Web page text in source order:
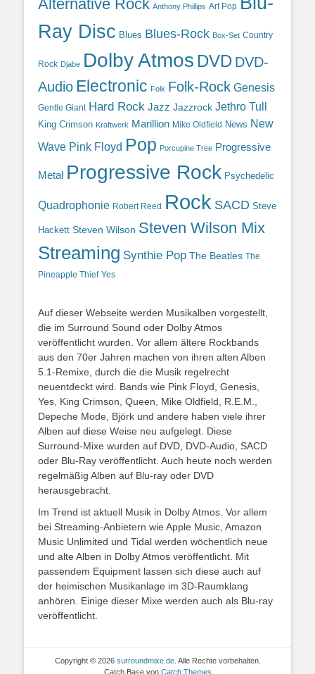
Alternative Rock Anthony Phillips Art Pop
Ray Disc Blues Blues-Rock Box-Set Country
Rock Djabe Dolby Atmos DVD DVD-
Audio Electronic Folk Folk-Rock Genesis
Gentle Giant Hard Rock Jazz Jazzrock Jethro Tull
King Crimson Kraftwerk Marillion Mike Oldfield News New
Wave Pink Floyd Pop Porcupine Tree Progressive
Metal Progressive Rock Psychedelic
Quadrophonie Robert Reed Rock SACD Steve
Hackett Steven Wilson Steven Wilson Mix
Streaming Synthie Pop The Beatles The
Pineapple Thief Yes
Auf dieser Webseite werden Musikalben vorgestellt,
die im Surround Sound oder Dolby Atmos
veröffentlicht wurden. Vor allem ältere Rockbands
aus den 70er Jahren machen von ihren alten Alben
5.1-Remixe, durch die die Musik regelrecht
neuentdeckt wird. Bands wie Pink Floyd, Genesis,
Yes, King Crimson, Queen, Mike Oldfield, R.E.M.,
Depeche Mode, Björk und andere haben viele ihrer
Alben auf diese Weise neu aufgelegt. Diese
Surround-Mixe wurden auf DVD, DVD-Audio, SACD
oder Blu-Ray veröffentlicht. Auch heute noch werden
regelmäßig Alben auf Blu-ray oder DVD
herausgebracht.
Im Trend ist aktuell Musik in Dolby Atmos. Vor allem
bei Streaming-Anbietern wie Apple Music, Amazon
Music Unlimited und Tidal werden wöchentlich neue
und alte Alben in Dolby Atmos veröffentlicht. Mit
passendem Equipment lassen sich diese auch auf
der heimischen Musikanlage im 3D-Raumklang
anhören. Einige dieser Mixe werden auch als Blu-ray
veröffentlicht.
Copyright © 2026 surroundmixe.de. Alle Rechte vorbehalten.
Catch Base von Catch Themes